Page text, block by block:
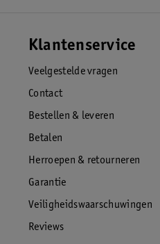
Klantenservice
Veelgestelde vragen
Contact
Bestellen & leveren
Betalen
Herroepen & retourneren
Garantie
Veiligheidswaarschuwingen
Reviews